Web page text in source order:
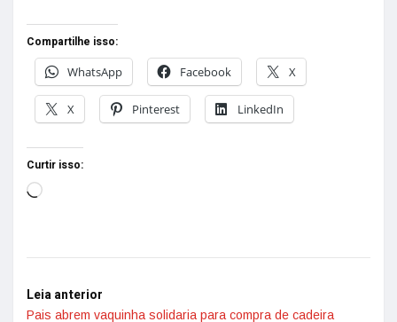
Compartilhe isso:
WhatsApp
Facebook X
X Pinterest LinkedIn
Curtir isso:
Leia anterior
Pais abrem vaquinha solidaria para compra de cadeira